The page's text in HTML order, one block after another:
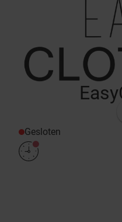
Gesloten